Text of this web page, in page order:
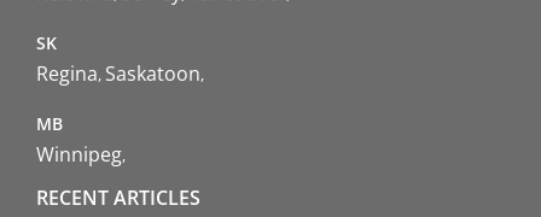
SK
Regina Saskatoon
MB
Winnipeg
RECENT ARTICLES